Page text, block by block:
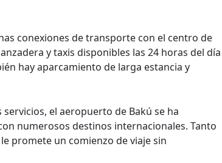
conexiones de transporte con el centro de
y taxis disponibles las 24 horas del día
hay aparcamiento de larga estancia y
el aeropuerto de Bakú se ha
numerosos destinos internacionales. Tanto
promete un comienzo de viaje sin